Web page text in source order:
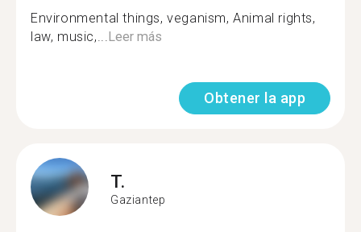
Environmental things, veganism, Animal rights,
law, music,...Leer más
Obtener la app
T.
Gaziantep